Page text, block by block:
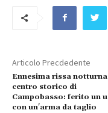
Articolo Precdedente
Ennesima rissa
centro storico di
Campobasso: ferito un
con un'arma da taglio